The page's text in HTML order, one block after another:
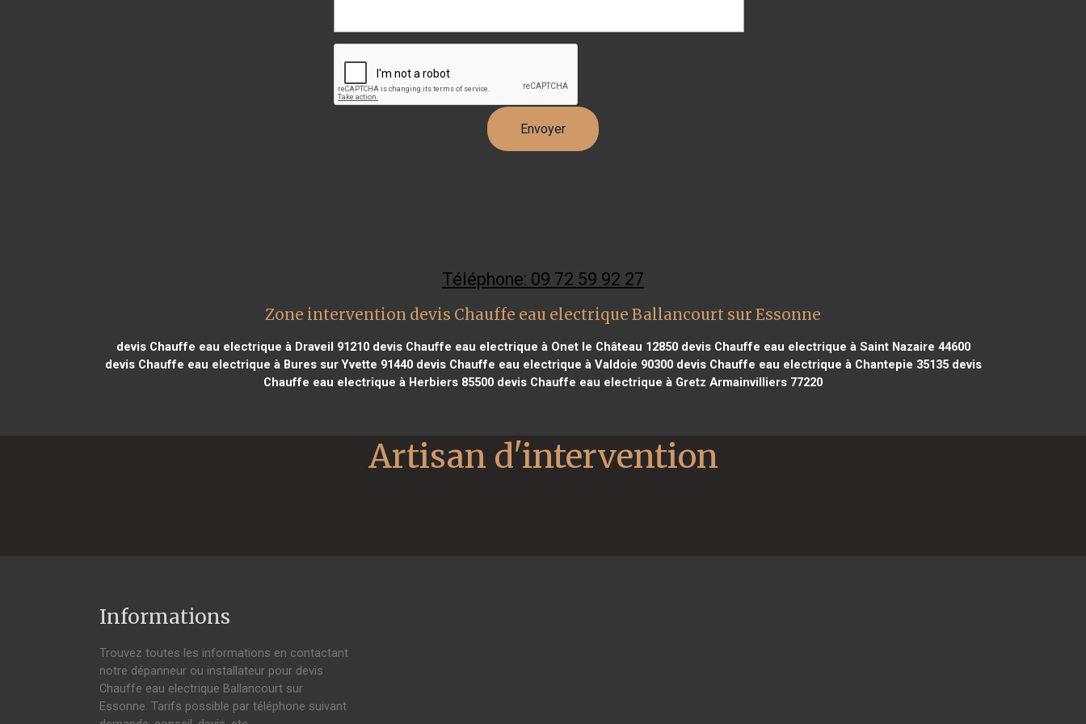
Téléphone: 09 72 59 92 27
Zone intervention devis Chauffe eau electrique Ballancourt sur Essonne
devis Chauffe eau electrique à Draveil 91210devis Chauffe eau electrique à Onet le Château 12850devis Chauffe eau electrique à Saint Nazaire 44600
devis Chauffe eau electrique à Bures sur Yvette 91440devis Chauffe eau electrique à Valdoie 90300devis Chauffe eau electrique à Chantepie 35135devis
Chauffe eau electrique à Herbiers 85500 devis Chauffe eau electrique à Gretz Armainvilliers 77220
Informations
Trouvez toutes les informations en contactant
notre dépanneur ou installateur pour devis
Chauffe eau electrique Ballancourt sur
Essonne. Tarifs possible par téléphone suivant
Artisan d'intervention